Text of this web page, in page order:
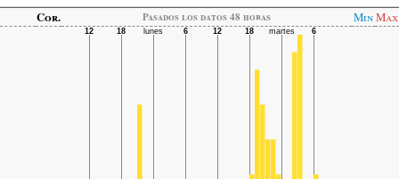
Cor. Pasados ​​los datos 48 horas MinMax